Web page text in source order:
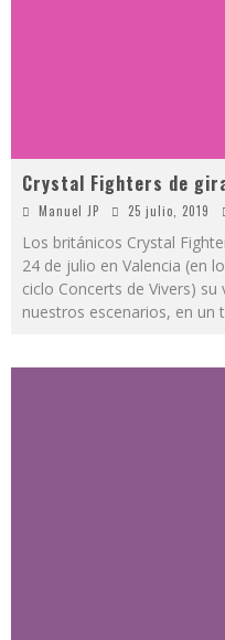
Crystal Fighters de
Manuel JP 25 julio, 2019
Los británicos Crystal
24 de julio en Valencia (en
ciclo Concerts de Vivers)
nuestros escenarios, en un